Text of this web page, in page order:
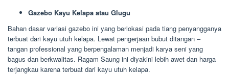
Gazebo Kayu Kelapa atau Glugu
Bahan dasar variasi gazebo ini yang berlokasi pada tiang penyangganya
terbuat dari kayu utuh kelapa. Lewat pengerjaan bubut ditangan –
tangan professional yang berpengalaman menjadi karya seni yang
bagus dan berkwalitas. Ragam Saung ini diyakini lebih awet dan harga
terjangkau karena terbuat dari kayu utuh kelapa.